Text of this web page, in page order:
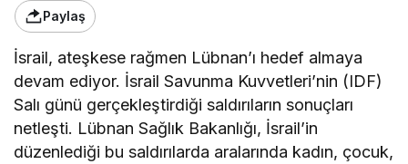
Paylaş
İsrail, ateşkese rağmen Lübnan’ı hedef almaya
devam ediyor. İsrail Savunma Kuvvetleri’nin (IDF)
Salı günü gerçekleştirdiği saldırıların sonuçları
netleşti. Lübnan Sağlık Bakanlığı, İsrail’in
düzenlediği bu saldırılarda aralarında kadın, çocuk,